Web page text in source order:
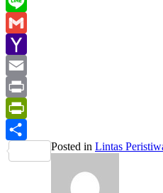
Line
Gmail
Yahoo
Mail
Email
Print
PrintFriendly
Share
Posted in Lintas